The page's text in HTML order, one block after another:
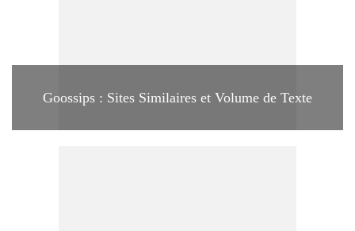
Goossips : Sites Similaires et Volume de Texte